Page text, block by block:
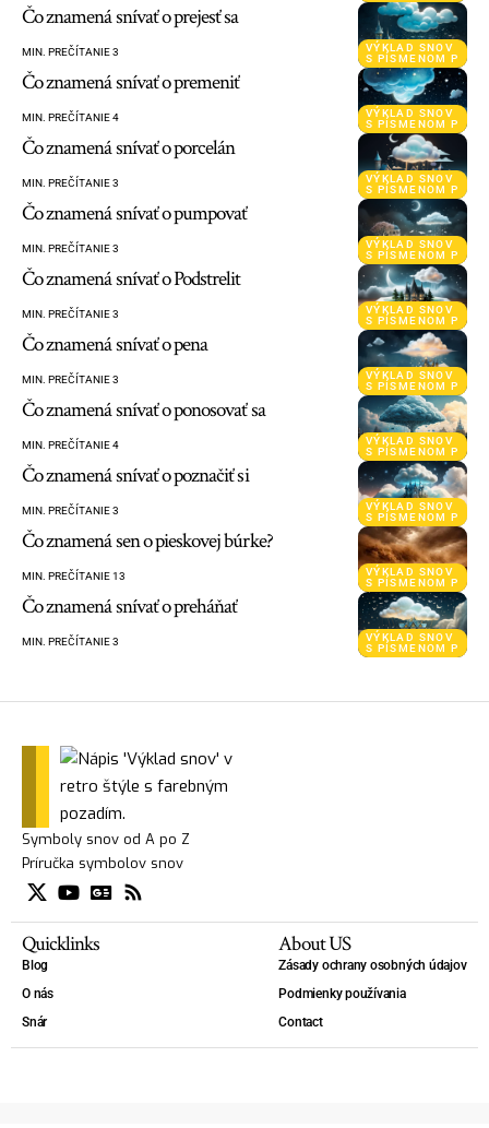
VÝKLAD SNOV
S PÍSMENOM P
Čo znamená snívať o prejesť sa
MIN. PREČÍTANIE 3
VÝKLAD SNOV
S PÍSMENOM P
Čo znamená snívať o premeniť
MIN. PREČÍTANIE 4
VÝKLAD SNOV
S PÍSMENOM P
Čo znamená snívať o porcelán
MIN. PREČÍTANIE 3
VÝKLAD SNOV
S PÍSMENOM P
Čo znamená snívať o pumpovať
MIN. PREČÍTANIE 3
VÝKLAD SNOV
S PÍSMENOM P
Čo znamená snívať o Podstrelit
MIN. PREČÍTANIE 3
VÝKLAD SNOV
S PÍSMENOM P
Čo znamená snívať o pena
MIN. PREČÍTANIE 3
VÝKLAD SNOV
S PÍSMENOM P
Čo znamená snívať o ponosovať sa
MIN. PREČÍTANIE 4
VÝKLAD SNOV
S PÍSMENOM P
Čo znamená snívať o poznačiť si
MIN. PREČÍTANIE 3
VÝKLAD SNOV
S PÍSMENOM P
Čo znamená sen o pieskovej búrke?
MIN. PREČÍTANIE 13
VÝKLAD SNOV
S PÍSMENOM P
Čo znamená snívať o preháňať
MIN. PREČÍTANIE 3
Symboly snov od A po Z
Príručka symbolov snov
Quicklinks
Blog
O nás
Snár
About US
Zásady ochrany osobných údajov
Podmienky používania
Contact